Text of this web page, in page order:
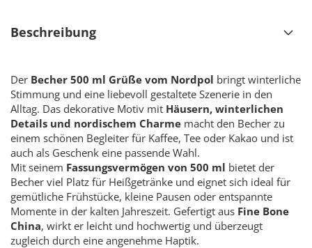
Beschreibung
Der Becher 500 ml Grüße vom Nordpol bringt winterliche
Stimmung und eine liebevoll gestaltete Szenerie in den
Alltag. Das dekorative Motiv mit Häusern, winterlichen
Details und nordischem Charme macht den Becher zu
einem schönen Begleiter für Kaffee, Tee oder Kakao und ist
auch als Geschenk eine passende Wahl.
Mit seinem Fassungsvermögen von 500 ml bietet der
Becher viel Platz für Heißgetränke und eignet sich ideal für
gemütliche Frühstücke, kleine Pausen oder entspannte
Momente in der kalten Jahreszeit. Gefertigt aus Fine Bone
China, wirkt er leicht und hochwertig und überzeugt
zugleich durch eine angenehme Haptik.